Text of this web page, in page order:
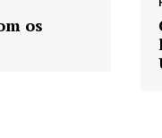
os